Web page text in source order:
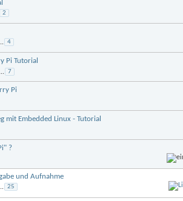
2
4
Pi Tutorial
... 7
Pi
mit Embedded Linux - Tutorial
?
und Aufnahme
25